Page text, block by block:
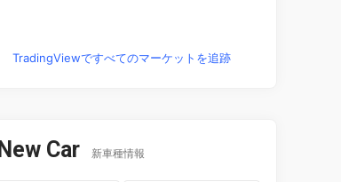
TradingViewですべてのマーケットを追跡
New Car 新車種情報